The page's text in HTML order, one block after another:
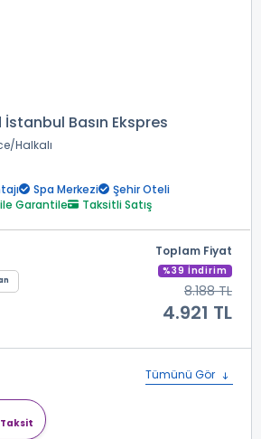
Basın Ekspres
Halkalı
Spa Merkezi
Şehir Oteli
Garantile Taksitli Satış
Toplam Fiyat
%39 İndirim
8.188 TL
4.921 TL
Tümünü Gör
Taksit